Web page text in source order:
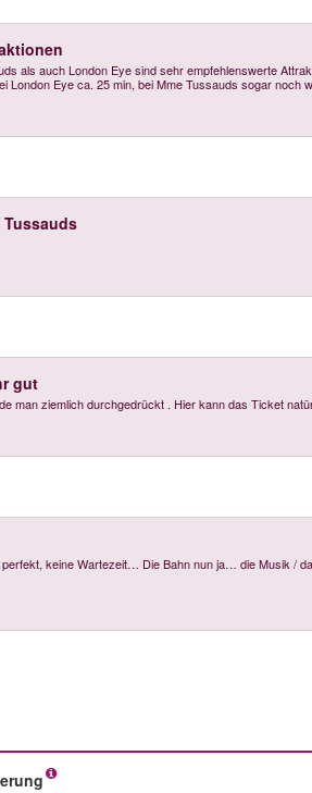
als auch London Eye sind sehr empfehlenswerte
London Eye ca. 25 min, bei Mme Tussauds sogar noch
Tussauds
gut
man ziemlich durchgedrückt . Hier kann das Ticket
keine Wartezeit… Die Bahn nun ja… die Musik /